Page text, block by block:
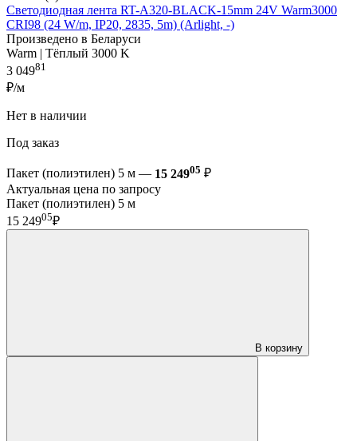
Светодиодная лента RT-A320-BLACK-15mm 24V Warm3000
CRI98 (24 W/m, IP20, 2835, 5m) (Arlight, -)
Произведено в Беларуси
Warm | Тёплый 3000 K
3 04981
₽/м
Нет в наличии
Под заказ
Пакет (полиэтилен) 5 м — 15 24905 ₽
Актуальная цена по запросу
Пакет (полиэтилен) 5 м
15 24905₽
В корзину